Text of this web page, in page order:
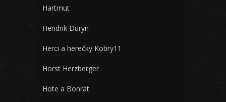
Hartmut
Hendrik Duryn
Herci a herečky Kobry11
Horst Herzberger
Hote a Bonrát